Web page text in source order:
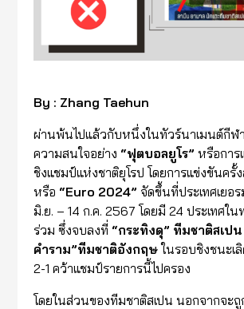
By : Zhang Taehun
ผ่านพ้นไปแล้วกับหนึ่งในทัวร์นาเมนต์กีฬ
ความสนใจอย่าง “ฟุตบอลยูโร” หรือกา
ชิงแชมป์แห่งชาติยุโรป โดยการแข่งขันครั้
หรือ “Euro 2024” จัดขึ้นที่ประเทศเยอ
มิ.ย. – 14 ก.ค. 2567 โดยมี 24 ประเทศใน
ร่วม ซึ่งจบลงที่ “กระทิงดุ” ทีมชาติสเปน
คำราม”ทีมชาติอังกฤษในรอบชิงชนะเ
2-1 คว้าแชมป์รายการนี้ไปครอง
โดยในส่วนของทีมชาติสเปน นอกจากจะถู